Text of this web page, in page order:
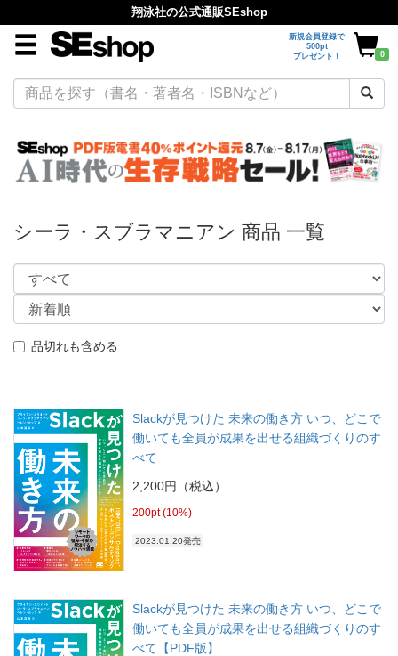
翔泳社の公式通販SEshop
新規会員登録で
500pt
プレゼント！
0
シーラ・スブラマニアン 商品 一覧
品切れも含める
Slackが見つけた 未来の働き方 いつ、どこで
働いても全員が成果を出せる組織づくりのす
べて
2,200円（税込）
200pt (10%)
2023.01.20発売
Slackが見つけた 未来の働き方 いつ、どこで
働いても全員が成果を出せる組織づくりのす
べて【PDF版】